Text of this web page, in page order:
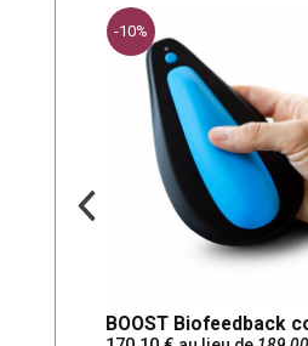
-10%
BOOST Biofeedback